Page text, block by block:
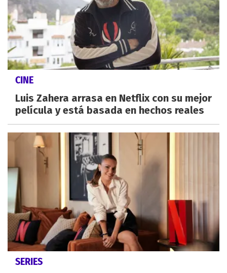
CINE
Luis Zahera arrasa en Netflix con su mejor
película y está basada en hechos reales
SERIES